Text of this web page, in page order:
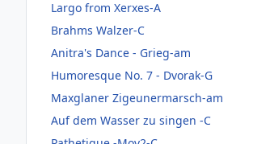
Largo from Xerxes-A
Brahms Walzer-C
Anitra's Dance - Grieg-am
Humoresque No. 7 - Dvorak-G
Maxglaner Zigeunermarsch-am
Auf dem Wasser zu singen -C